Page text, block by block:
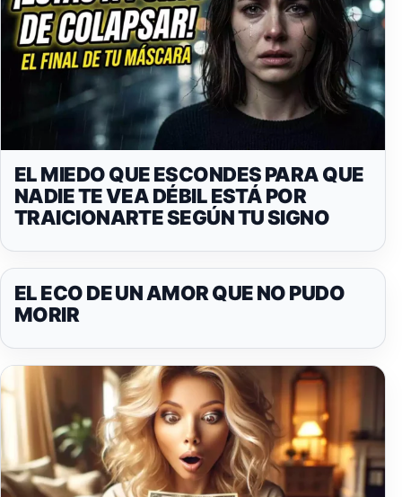
EL MIEDO QUE ESCONDES PARA QUE
NADIE TE VEA DÉBIL ESTÁ POR
TRAICIONARTE SEGÚN TU SIGNO
EL ECO DE UN AMOR QUE NO PUDO
MORIR